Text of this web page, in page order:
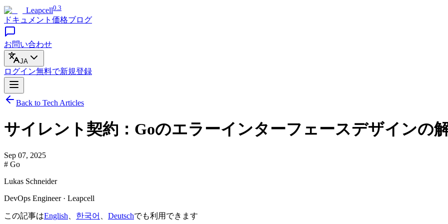
Leapcell0.3
ドキュメント 価格ブログ
お問い合わせ
JA
ログイン無料で新規登録
Back to Tech Articles
サイレント契約：Goのエラーインターフェースデザインの
Sep 07, 2025
# Go
Lukas Schneider
DevOps Engineer · Leapcell
この記事はEnglish 한국어 Deutschでも利用できます